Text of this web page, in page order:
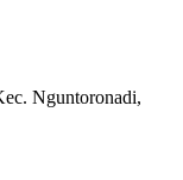
Nguntoronadi,